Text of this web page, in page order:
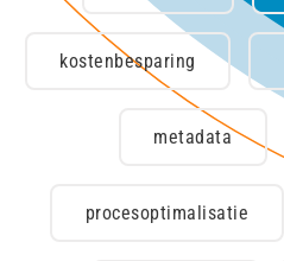
kostenbesparing
metadata
procesoptimalisatie